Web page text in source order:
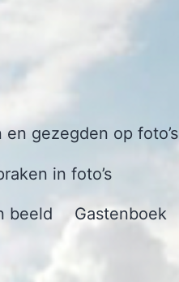
gezegden op foto’s
in foto’s
beeld Gastenboek